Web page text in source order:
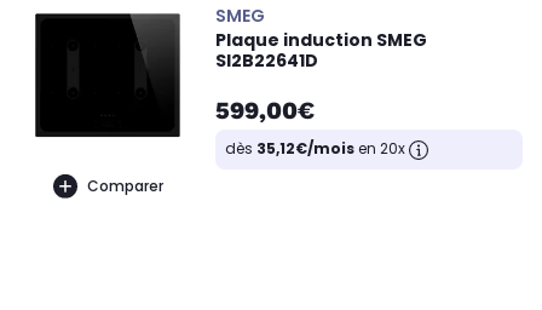
Comparer
SMEG
Plaque induction SMEG
SI2B22641D
599,00€
dès 35,12€/moisen 20x